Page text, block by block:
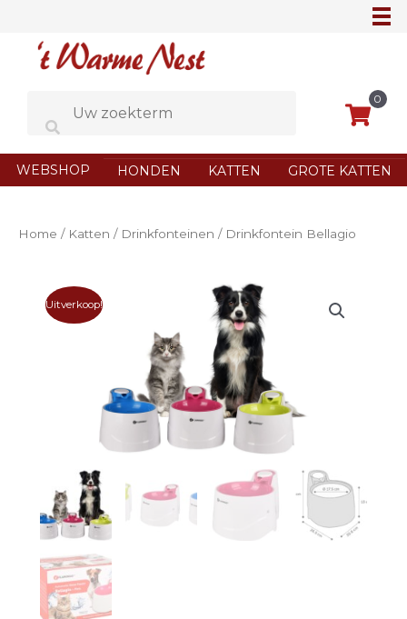
0
WEBSHOP HONDEN KATTEN GROTE KATTEN
Home / Katten / Drinkfonteinen / Drinkfontein Bellagio
Uitverkoop!